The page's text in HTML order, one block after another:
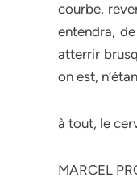
courbe,
entendra,
atterrir
on est,
à tout, le
MARCEL